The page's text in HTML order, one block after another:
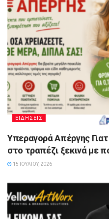
ΕΙΔΗΣΕΙΣ
Υπεραγορά Απέργης
στο τραπέζι ξεκινά με
15 ΙΟΥΛΊΟΥ, 2026